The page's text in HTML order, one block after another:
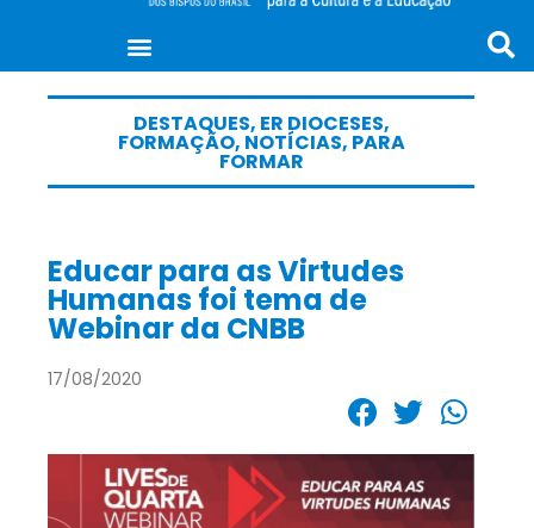
DESTAQUES, ER DIOCESES,
FORMAÇÃO, NOTÍCIAS, PARA
FORMAR
Educar para as Virtudes
Humanas foi tema de
Webinar da CNBB
17/08/2020